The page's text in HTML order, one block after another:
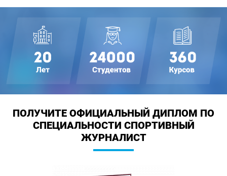
ПОЛУЧИТЕ ОФИЦИАЛЬНЫЙ ДИПЛОМ ПО
СПЕЦИАЛЬНОСТИ СПОРТИВНЫЙ
ЖУРНАЛИСТ